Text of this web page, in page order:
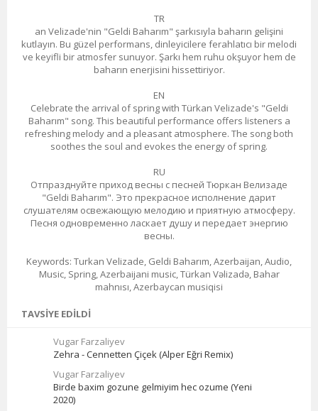
TR
an Velizade'nin "Geldi Baharım" şarkısıyla baharın gelişini
kutlayın. Bu güzel performans, dinleyicilere ferahlatıcı bir melodi
ve keyifli bir atmosfer sunuyor. Şarkı hem ruhu okşuyor hem de
baharın enerjisini hissettiriyor.
EN
Celebrate the arrival of spring with Türkan Velizade's "Geldi
Baharım" song. This beautiful performance offers listeners a
refreshing melody and a pleasant atmosphere. The song both
soothes the soul and evokes the energy of spring.
RU
Отпразднуйте приход весны с песней Тюркан Велизаде
"Geldi Baharım". Это прекрасное исполнение дарит
слушателям освежающую мелодию и приятную атмосферу.
Песня одновременно ласкает душу и передает энергию
весны.
Keywords: Turkan Velizade, Geldi Baharım, Azerbaijan, Audio,
Music, Spring, Azerbaijani music, Türkan Vəlizadə, Bahar
mahnısı, Azerbaycan musiqisi
TAVSIYE EDILDI
Vugar Farzaliyev
Zehra - Cennetten Çiçek (Alper Eğri Remix)
Vugar Farzaliyev
Birde baxim gozune gelmiyim hec ozume (Yeni
2020)